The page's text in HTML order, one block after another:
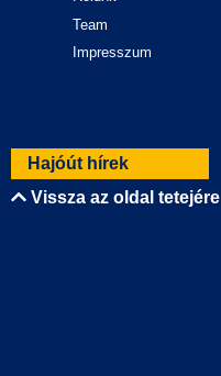
Hajóút hírek
Vissza az oldal tetejére
Team
Impresszum